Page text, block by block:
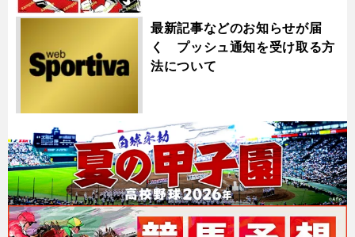
最新記事などのお知らせが届
く プッシュ通知を受け取る方
法について